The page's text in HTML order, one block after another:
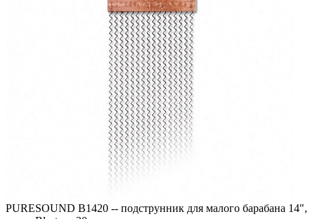
PURESOUND B1420 -- подструнник для малого барабана 14",